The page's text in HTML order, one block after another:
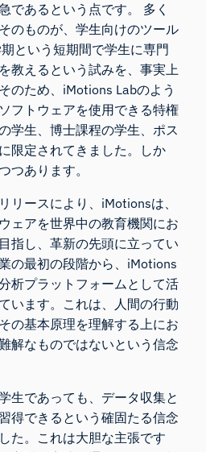
であるという点です。 多く
のものが、学生向けのツール
という短期間で学生に専門
教えるという試みを、事実上
のため、 iMotions Labのよう
フトウェアを使用できる特権
学生、博士課程の学生、ポス
限定されてきました。しか
つあります。
リースにより、iMotionsは、
ェアを世界中の教育機関にお
指し、革新の先頭に立ってい
の最初の段階から、iMotions
析プラットフォームとして活
います。これは、人間の行動
の基本原理を理解する上にお
解なものではないという信念
生であっても、データ収集と
得できるという確固たる信念
た。これは大胆な主張です